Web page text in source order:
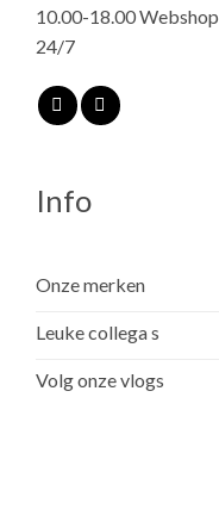
10.00-18.00 Webshop
24/7
Info
Onze merken
Leuke collega s
Volg onze vlogs